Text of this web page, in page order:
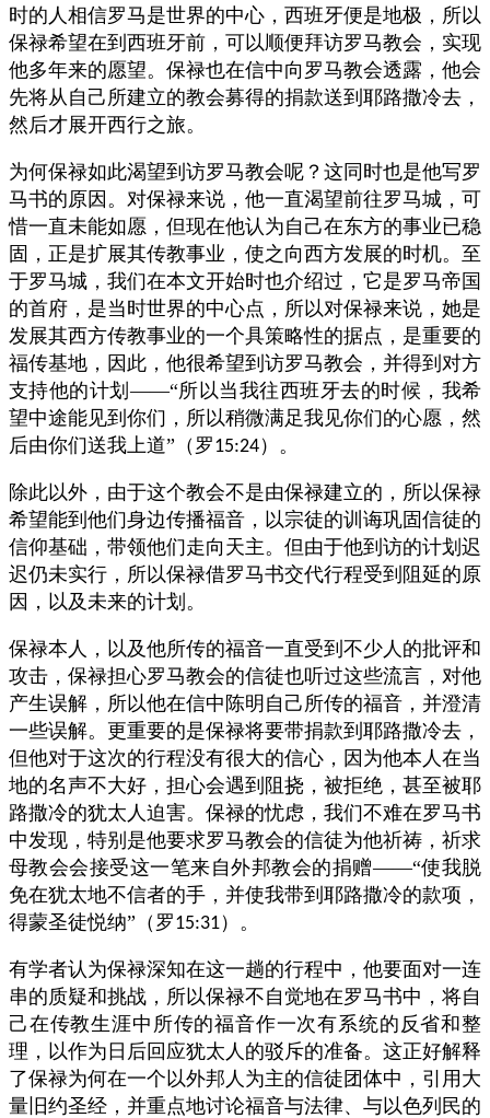
时的人相信罗马是世界的中心，西班牙便是地极，所以
保禄希望在到西班牙前，可以顺便拜访罗马教会，实现
他多年来的愿望。保禄也在信中向罗马教会透露，他会
先将从自己所建立的教会募得的捐款送到耶路撒冷去，
然后才展开西行之旅。
为何保禄如此渴望到访罗马教会呢？这同时也是他写罗
马书的原因。对保禄来说，他一直渴望前往罗马城，可
惜一直未能如愿，但现在他认为自己在东方的事业已稳
固，正是扩展其传教事业，使之向西方发展的时机。至
于罗马城，我们在本文开始时也介绍过，它是罗马帝国
的首府，是当时世界的中心点，所以对保禄来说，她是
发展其西方传教事业的一个具策略性的据点，是重要的
福传基地，因此，他很希望到访罗马教会，并得到对方
支持他的计划——“所以当我往西班牙去的时候，我希
望中途能见到你们，所以稍微满足我见你们的心愿，然
后由你们送我上道”（罗15:24）。
除此以外，由于这个教会不是由保禄建立的，所以保禄
希望能到他们身边传播福音，以宗徒的训诲巩固信徒的
信仰基础，带领他们走向天主。但由于他到访的计划迟
迟仍未实行，所以保禄借罗马书交代行程受到阻延的原
因，以及未来的计划。
保禄本人，以及他所传的福音一直受到不少人的批评和
攻击，保禄担心罗马教会的信徒也听过这些流言，对他
产生误解，所以他在信中陈明自己所传的福音，并澄清
一些误解。更重要的是保禄将要带捐款到耶路撒冷去，
但他对于这次的行程没有很大的信心，因为他本人在当
地的名声不大好，担心会遇到阻挠，被拒绝，甚至被耶
路撒冷的犹太人迫害。保禄的忧虑，我们不难在罗马书
中发现，特别是他要求罗马教会的信徒为他祈祷，祈求
母教会会接受这一笔来自外邦教会的捐赠——“使我脱
免在犹太地不信者的手，并使我带到耶路撒冷的款项，
得蒙圣徒悦纳”（罗15:31）。
有学者认为保禄深知在这一趟的行程中，他要面对一连
串的质疑和挑战，所以保禄不自觉地在罗马书中，将自
己在传教生涯中所传的福音作一次有系统的反省和整
理，以作为日后回应犹太人的驳斥的准备。这正好解释
了保禄为何在一个以外邦人为主的信徒团体中，引用大
量旧约圣经，并重点地讨论福音与法律、与以色列民的